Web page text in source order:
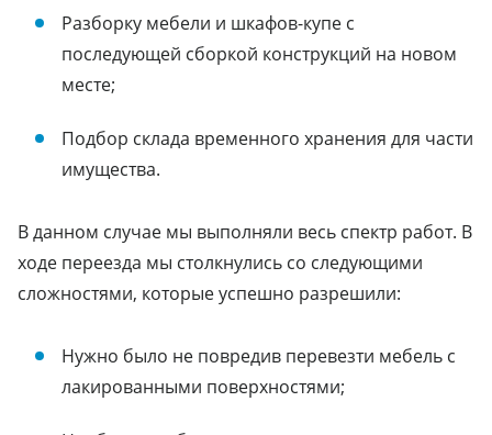
Разборку мебели и шкафов-купе с
последующей сборкой конструкций на новом
месте;
Подбор склада временного хранения для части
имущества.
В данном случае мы выполняли весь спектр работ. В
ходе переезда мы столкнулись со следующими
сложностями, которые успешно разрешили:
Нужно было не повредив перевезти мебель с
лакированными поверхностями;